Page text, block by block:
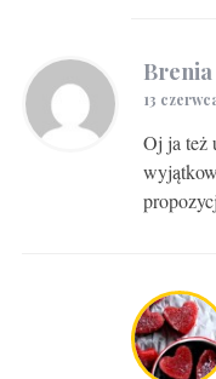
Brenia
13
Oj ja też